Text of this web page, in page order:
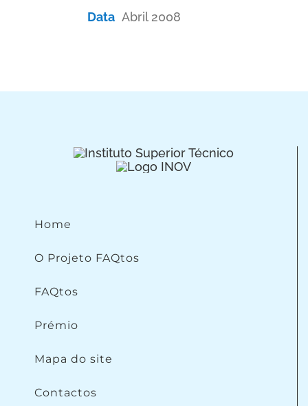
Data Abril 2008
Home
O Projeto FAQtos
FAQtos
Prémio
Mapa do site
Contactos